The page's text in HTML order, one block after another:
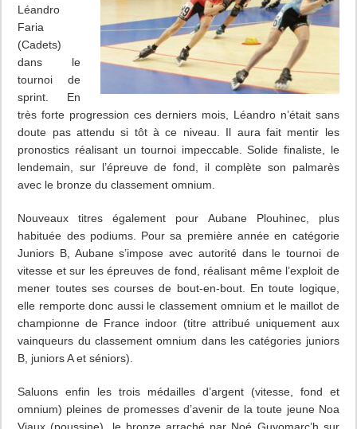
Léandro
Faria
(Cadets)
dans le
tournoi de
sprint. En
très forte progression ces derniers mois, Léandro n’était sans
doute pas attendu si tôt à ce niveau. Il aura fait mentir les
pronostics réalisant un tournoi impeccable. Solide finaliste, le
lendemain, sur l’épreuve de fond, il complète son palmarès
avec le bronze du classement omnium.
Nouveaux titres également pour Aubane Plouhinec, plus
habituée des podiums. Pour sa première année en catégorie
Juniors B, Aubane s’impose avec autorité dans le tournoi de
vitesse et sur les épreuves de fond, réalisant même l’exploit de
mener toutes ses courses de bout-en-bout. En toute logique,
elle remporte donc aussi le classement omnium et le maillot de
championne de France indoor (titre attribué uniquement aux
vainqueurs du classement omnium dans les catégories juniors
B, juniors A et séniors).
Saluons enfin les trois médailles d’argent (vitesse, fond et
omnium) pleines de promesses d’avenir de la toute jeune Noa